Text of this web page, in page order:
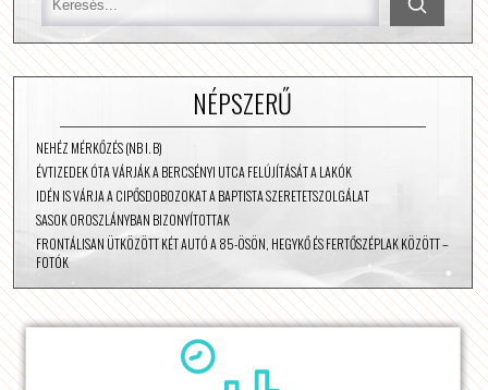
NÉPSZERŰ
NEHÉZ MÉRKŐZÉS (NB I. B)
ÉVTIZEDEK ÓTA VÁRJÁK A BERCSÉNYI UTCA FELÚJÍTÁSÁT A LAKÓK
IDÉN IS VÁRJA A CIPŐSDOBOZOKAT A BAPTISTA SZERETETSZOLGÁLAT
SASOK OROSZLÁNYBAN BIZONYÍTOTTAK
FRONTÁLISAN ÜTKÖZÖTT KÉT AUTÓ A 85-ÖSÖN, HEGYKŐ ÉS FERTŐSZÉPLAK KÖZÖTT –
FOTÓK